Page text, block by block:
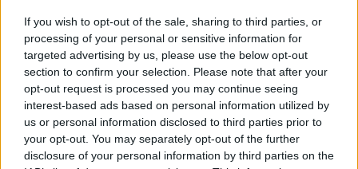
If you wish to opt-out of the sale, sharing to third parties, or
processing of your personal or sensitive information for
targeted advertising by us, please use the below opt-out
section to confirm your selection. Please note that after your
opt-out request is processed you may continue seeing
interest-based ads based on personal information utilized by
us or personal information disclosed to third parties prior to
your opt-out. You may separately opt-out of the further
disclosure of your personal information by third parties on the
Mest lest siste syv dager